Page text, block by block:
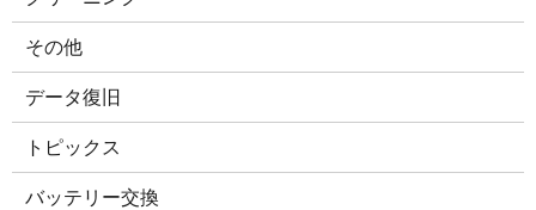
その他
データ復旧
トピックス
バッテリー交換